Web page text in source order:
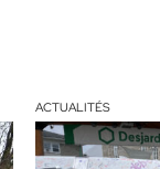
ACTUALITÉS